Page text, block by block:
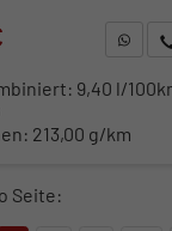
9,40 l/
213,00 g/km
Seite: